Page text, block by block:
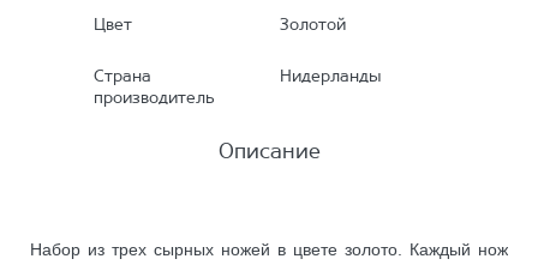
Цвет Золотой
Страна
производитель
Нидерланды
Описание
Набор из трех сырных ножей в цвете золото. Каждый нож